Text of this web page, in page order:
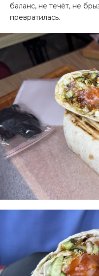
баланс, не течёт, не
превратилась.